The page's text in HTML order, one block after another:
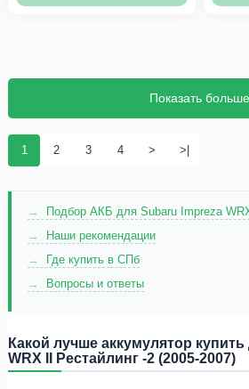
1 2 3 4 > >|
Показать больше
Подбор АКБ для Subaru Impreza
Наши рекомендации
Где купить в СПб
Вопросы и ответы
Какой лучше аккумулятор
WRX II Рестайлинг -2 (2005-2007)